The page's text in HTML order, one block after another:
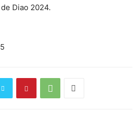
Diao 2024.